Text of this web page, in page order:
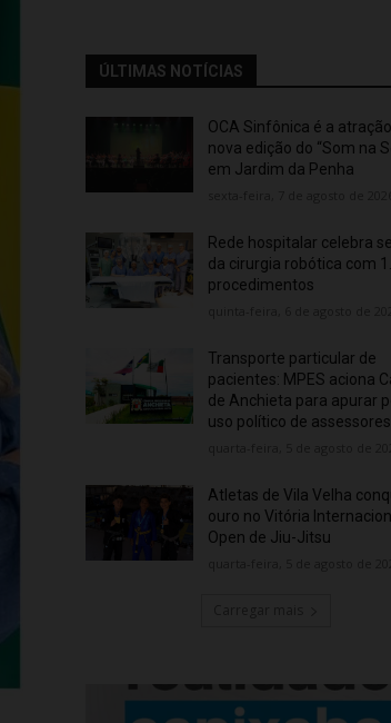
ÚLTIMAS NOTÍCIAS
OCA Sinfônica é a
nova edição do “Som na
em Jardim da Penha
Rede hospitalar celebra
da cirurgia robótica com
procedimentos
Transporte particular de
pacientes: MPES aciona
de Anchieta para apurar
uso político de assessores
Atletas de Vila Velha
ouro no Vitória
Open de Jiu-Jitsu